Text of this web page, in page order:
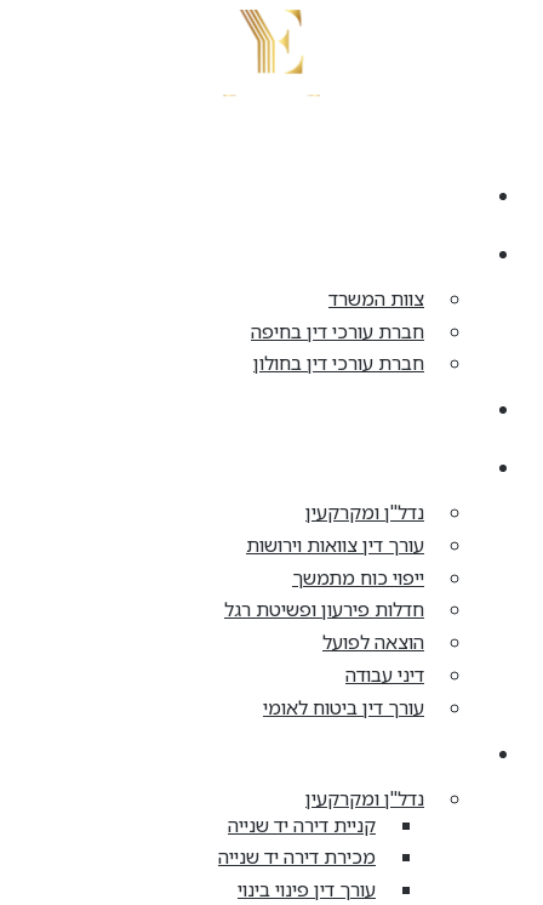
צוות המשרד
חברת עורכי דין בחיפה
חברת עורכי דין בחולון
נדל"ן ומקרקעין
עורך דין צוואות וירושות
ייפוי כוח מתמשך
חדלות פירעון ופשיטת רגל
הוצאה לפועל
דיני עבודה
עורך דין ביטוח לאומי
נדל"ן ומקרקעין
קניית דירה יד שנייה
מכירת דירה יד שנייה
עורך דין פינוי בינוי